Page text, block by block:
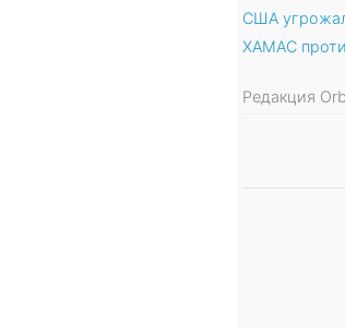
США
ХАМАС
Редакция